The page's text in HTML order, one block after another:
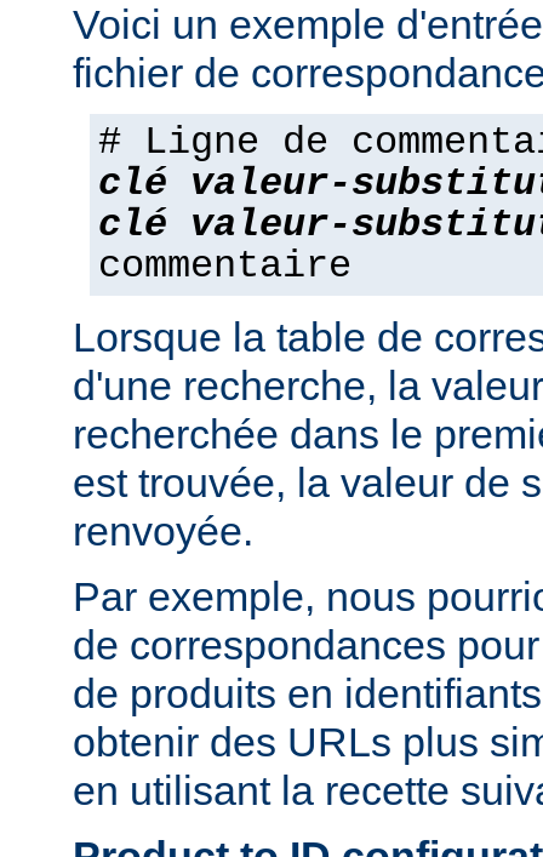
Voici un exemple
fichier de
# Ligne de
clé
valeur-
clé
valeur-
commentaire
Lorsque la table de
d'une recherche, la
recherchée dans le
est trouvée, la valeur de
renvoyée.
Par exemple, nous
de correspondances
de produits en
obtenir des URLs plus
en utilisant la recette